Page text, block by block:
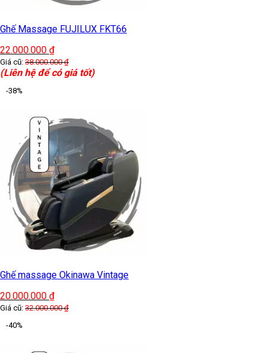
Ghế Massage FUJILUX FKT66
22.000.000 ₫
Giá cũ: 38.000.000₫
(Liên hệ để có giá tốt)
-38%
Ghế massage Okinawa Vintage
20.000.000 ₫
Giá cũ: 32.000.000₫
-40%